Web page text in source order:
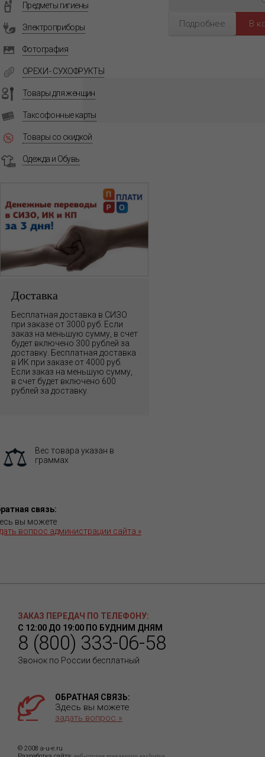
Предметы гигиены
Электроприборы
Фотография
ОРЕХИ - СУХОФРУКТЫ
Товары для женщин
Таксофонные карты
Товары со скидкой
Одежда и Обувь
Доставка
Бесплатная доставка в СИЗО
при заказе от 3000 руб. Если
заказ на меньшую сумму, в счет
будет включено 300 рублей за
доставку. Бесплатная доставка
в ИК при заказе от 4000 руб.
Если заказ на меньшую сумму,
в счет будет включено 600
рублей за доставку.
Вес товара указан в
граммах
связь:
вы можете
вопрос администрации сайта »
Подробнее
ЗАКАЗ ПЕРЕДАЧ ПО ТЕЛЕФОНУ:
С 12:00 ДО 19:00 ПО БУДНИМ ДНЯМ
8 (800) 333-06-58
Звонок по России бесплатный
ОБРАТНАЯ СВЯЗЬ:
Здесь вы можете
задать вопрос »
© 2008 a-u-e.ru